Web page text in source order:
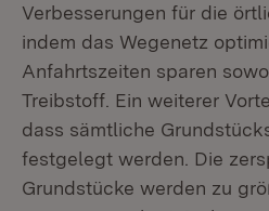
Verbesserungen für die
indem das Wegenetz
Anfahrtszeiten sparen
Treibstoff. Ein weiterer
dass sämtliche
festgelegt werden. Die
Grundstücke werden zu